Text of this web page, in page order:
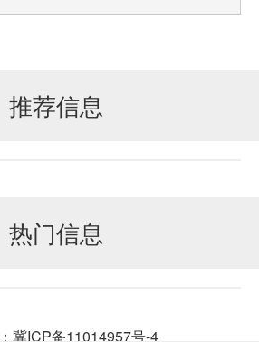
推荐信息
热门信息
冀ICP备11014957号-4